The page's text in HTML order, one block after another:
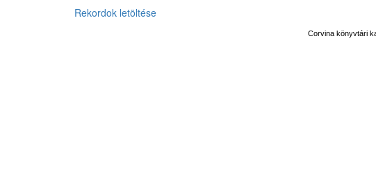
Rekordok letöltése
Corvina könyvtári